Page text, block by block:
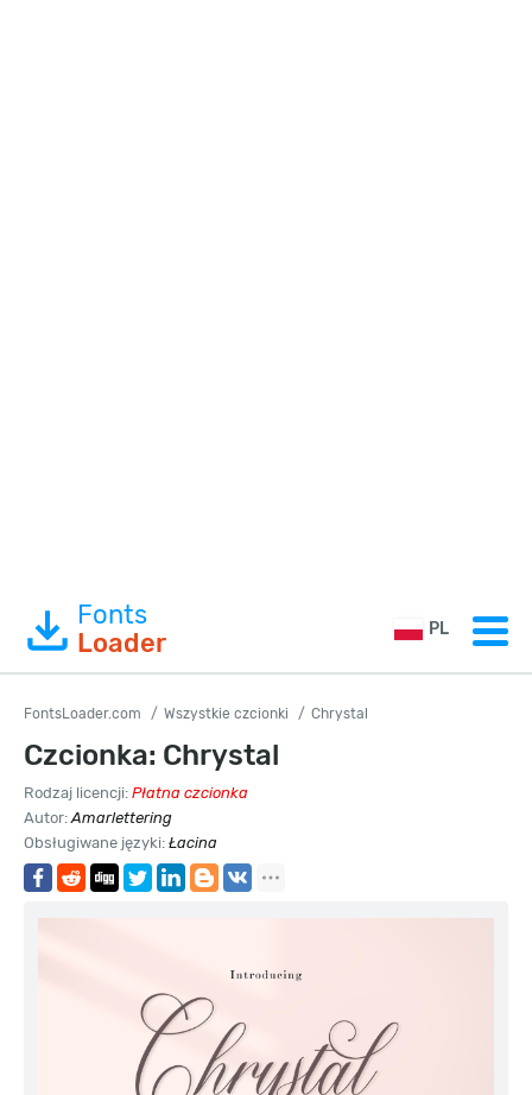
Fonts
Loader
PL
FontsLoader.com Wszystkie czcionki Chrystal
Czcionka: Chrystal
Rodzaj licencji: Płatna czcionka
Autor:Amarlettering
Obsługiwane języki: Łacina